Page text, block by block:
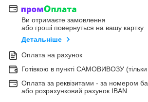
Ви отримаєте замовлення
або гроші повернуться на вашу картку
Детальніше
Оплата на рахунок
Готівкою в пункті САМОВИВОЗУ
Оплата за реквізитами - за номером
або розрахунковий рахунок IBAN